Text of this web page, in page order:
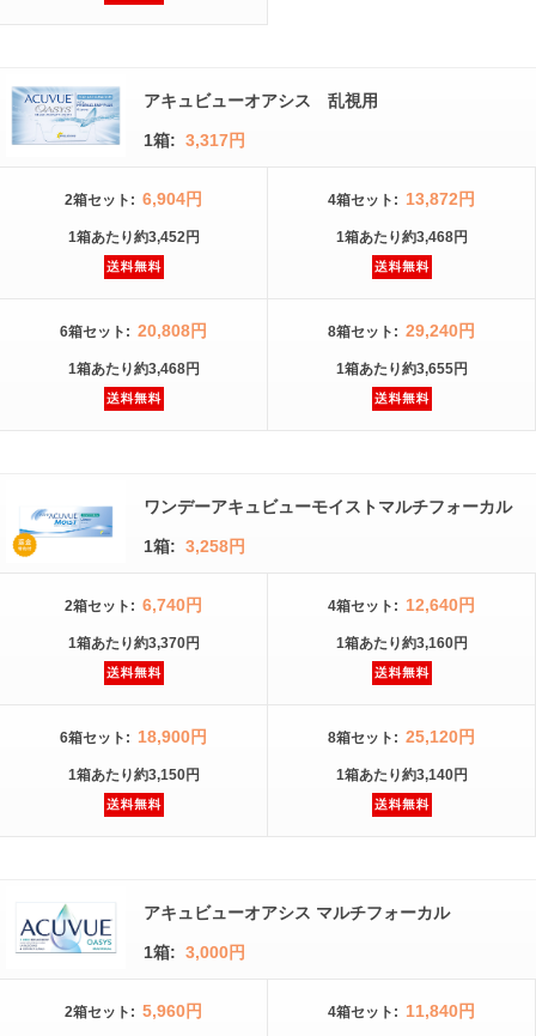
アキュビューオアシス 乱視用
1箱: 3,317円
2箱セット : 6,904円
1箱あたり約3,452円
4箱セット : 13,872円
1箱あたり約3,468円
6箱セット : 20,808円
1箱あたり約3,468円
8箱セット : 29,240円
1箱あたり約3,655円
ワンデーアキュビューモイストマルチフォーカル
1箱: 3,258円
2箱セット : 6,740円
1箱あたり約3,370円
4箱セット : 12,640円
1箱あたり約3,160円
6箱セット : 18,900円
1箱あたり約3,150円
8箱セット : 25,120円
1箱あたり約3,140円
アキュビューオアシス マルチフォーカル
1箱: 3,000円
2箱セット : 5,960円 4箱セット : 11,840円